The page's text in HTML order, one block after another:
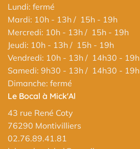
Lundi: fermé
Mardi: 10h - 13h / 15h - 19h
Mercredi: 10h - 13h / 15h - 19h
Jeudi: 10h - 13h / 15h - 19h
Vendredi: 10h - 13h / 14h30 - 19h
Samedi: 9h30 - 13h / 14h30 - 19h
Dimanche: fermé
Le Bocal à Mick'Al
43 rue René Coty
76290 Montivilliers
02.76.89.41.81